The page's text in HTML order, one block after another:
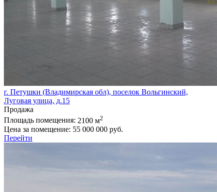
г. Петушки (Владимирская обл), поселок Вольгинский,
Луговая улица, д.15
Продажа
Площадь помещения: 2100 м2
Цена за помещение: 55 000 000 руб.
Перейти